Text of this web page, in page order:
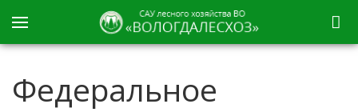
Федеральное